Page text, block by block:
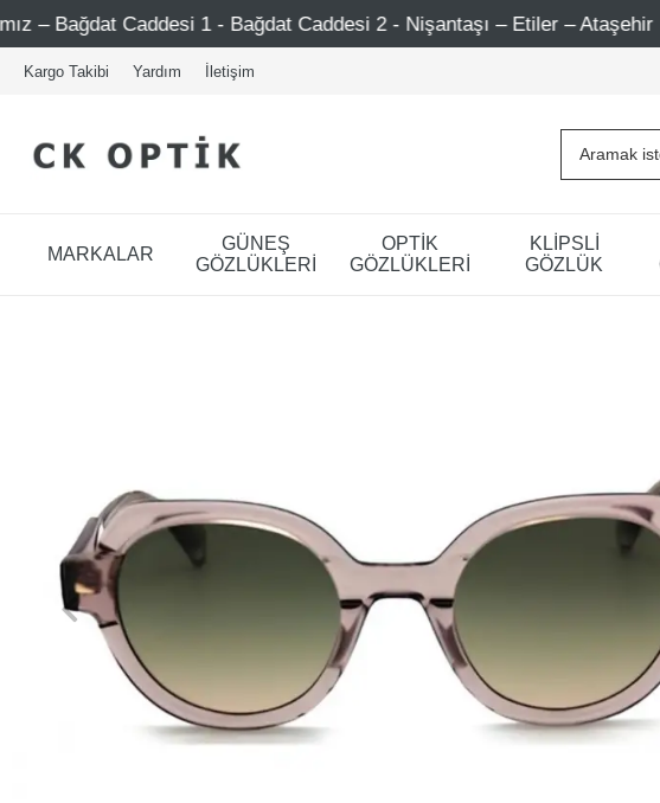
Caddesi 1 - Bağdat Caddesi 2 - Nişantaşı – Etiler – Ataşehir Şimdi
Kargo Takibi Yardım İletişim
MARKALAR
GÜNEŞ
GÖZLÜKLERİ
OPTİK
GÖZLÜKLERİ
KLİPSLİ
GÖZLÜK